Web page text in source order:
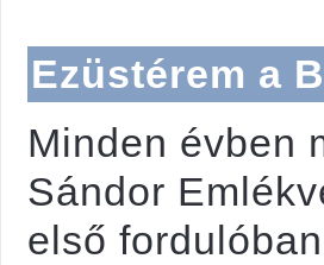
Ezüstérem a
Minden évben
Sándor
első